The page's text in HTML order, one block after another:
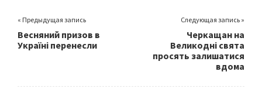
« Предыдущая запись
Весняний призов в
Україні перенесли
Следующая запись »
Черкащан на
Великодні свята
просять залишатися
вдома